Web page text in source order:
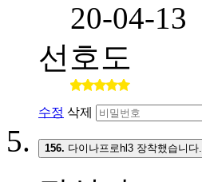
20-04-13
선호도
수정 삭제
156. 다이나프로hl3 장착했습니다.